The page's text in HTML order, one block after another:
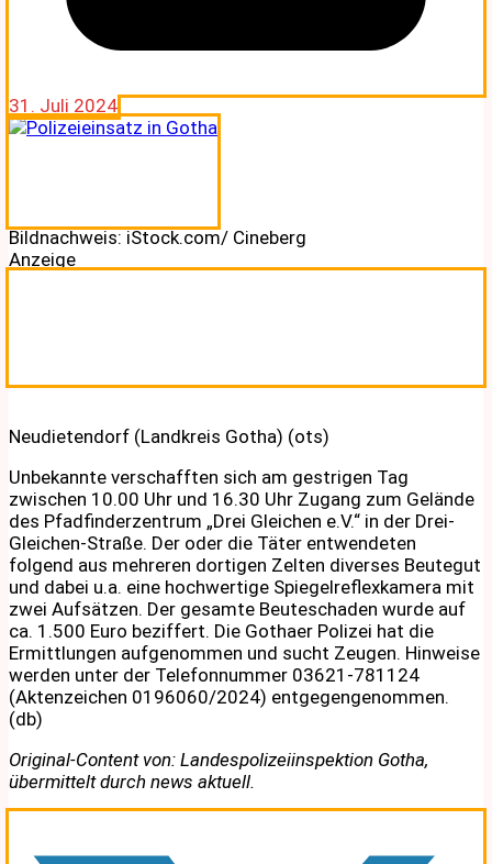
31. Juli 2024
Bildnachweis: iStock.com/ Cineberg
Anzeige
Neudietendorf (Landkreis Gotha) (ots)
Unbekannte verschafften sich am gestrigen Tag
zwischen 10.00 Uhr und 16.30 Uhr Zugang zum Gelände
des Pfadfinderzentrum „Drei Gleichen e.V.“ in der Drei-
Gleichen-Straße. Der oder die Täter entwendeten
folgend aus mehreren dortigen Zelten diverses Beutegut
und dabei u.a. eine hochwertige Spiegelreflexkamera mit
zwei Aufsätzen. Der gesamte Beuteschaden wurde auf
ca. 1.500 Euro beziffert. Die Gothaer Polizei hat die
Ermittlungen aufgenommen und sucht Zeugen. Hinweise
werden unter der Telefonnummer 03621-781124
(Aktenzeichen 0196060/2024) entgegengenommen.
(db)
Original-Content von: Landespolizeiinspektion Gotha,
übermittelt durch news aktuell.